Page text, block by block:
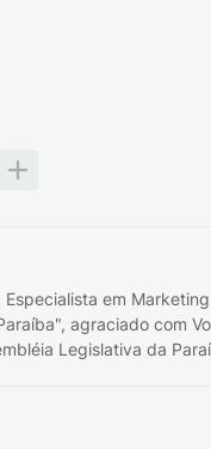
em
agraciado com
Legislativa da